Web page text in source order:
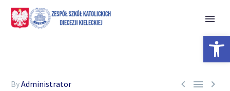
  
ByAdministrator